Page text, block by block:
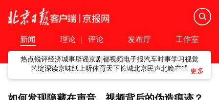
新闻 理论 | 评论 发布厅 工作室
热点锐评经济城事辟谣京剧都视频电子报汽车时事学习视觉
艺绽深读京味纸上听体育天下长城北京民声北晚在线